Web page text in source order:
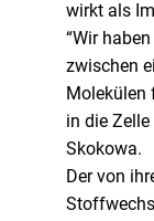
wirkt als
“Wir
zwischen
Molekülen
in die
Skokowa.
Der von